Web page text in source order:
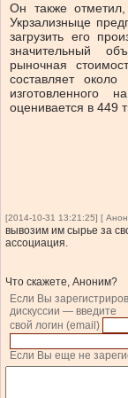
Он также
Укрзализныце
загрузить его
значительный
рыночная
составляет
изготовленного
оценивается в 449
[2014-10-31 13:21:25] [
вывозим им сырье за
ассоциация.
Что скажете, Аноним?
Если Вы
дискуссии — введите
свой логин (email)
Если Вы еще не